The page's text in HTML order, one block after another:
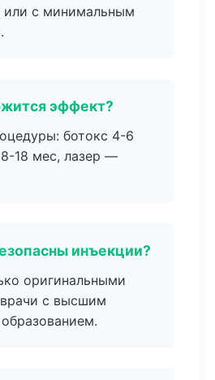
или с минимальным
эффект?
ботокс 4-6
18 мес, лазер —
инъекции?
оригинальными
с высшим